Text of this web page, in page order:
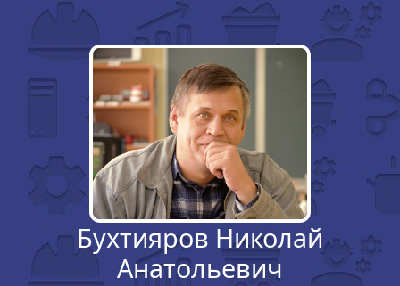
Бухтияров Николай
Анатольевич